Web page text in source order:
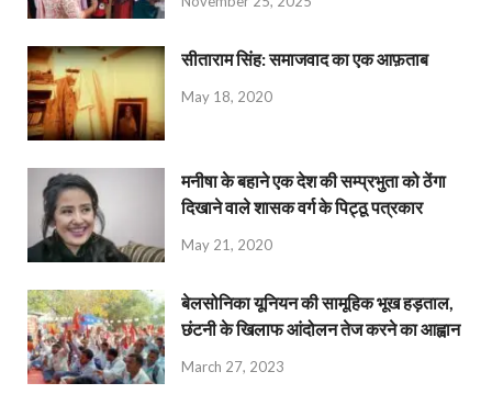
सीताराम सिंह: समाजवाद का एक आफ़ताब
May 18, 2020
मनीषा के बहाने एक देश की सम्प्रभुता को ठेंगा
दिखाने वाले शासक वर्ग के पिट्ठू पत्रकार
May 21, 2020
बेलसोनिका यूनियन की सामूहिक भूख हड़ताल,
छंटनी के खिलाफ आंदोलन तेज करने का आह्वान
March 27, 2023